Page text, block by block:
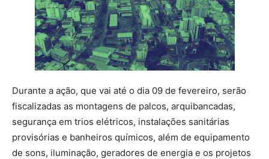
Durante a ação, que vai até o dia 09 de fevereiro, serão
fiscalizadas as montagens de palcos, arquibancadas,
segurança em trios elétricos, instalações sanitárias
provisórias e banheiros químicos, além de equipamento
de sons, iluminação, geradores de energia e os projetos